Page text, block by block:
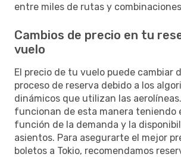
entre miles de rutas y
Cambios de precio en tu
vuelo
El precio de tu vuelo puede cambiar
proceso de reserva debido a los
dinámicos que utilizan las
funcionan de esta manera teniendo
función de la demanda y la
asientos. Para asegurarte el mejor
boletos a Tokio, recomendamos